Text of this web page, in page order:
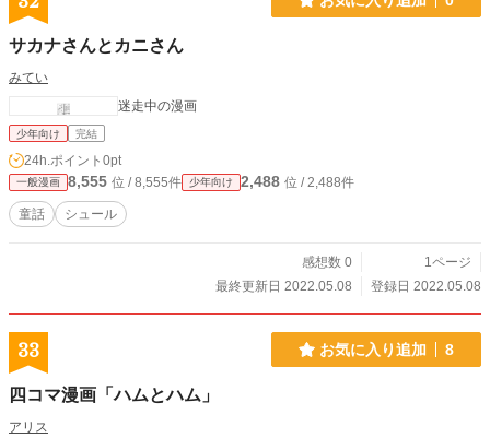
サカナさんとカニさん
みてい
迷走中の漫画
少年向け 完結
24h.ポイント 0pt
一般漫画 8,555 位 / 8,555件 少年向け 2,488 位 / 2,488件
童話 シュール
感想数 0
1ページ
最終更新日 2022.05.08
登録日 2022.05.08
33 お気に入り追加 8
四コマ漫画「ハムとハム」
アリス